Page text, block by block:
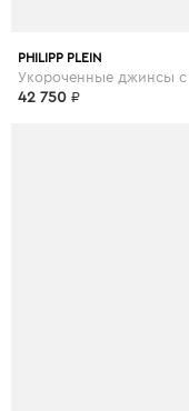
PHILIPP PLEIN
42 750 ₽